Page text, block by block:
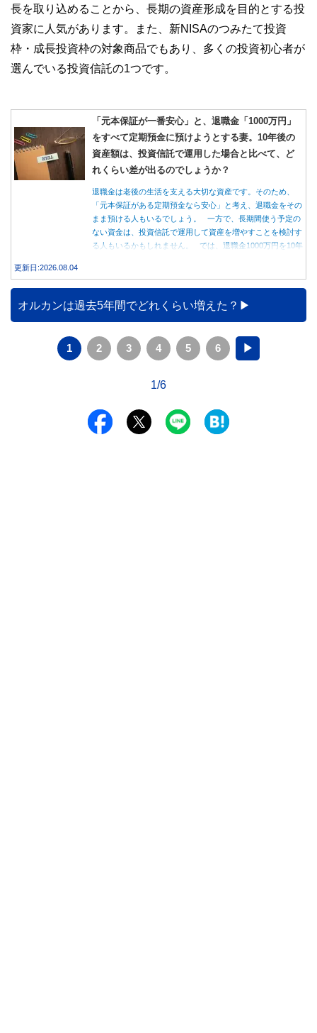
長を取り込めることから、長期の資産形成を目的とする投
資家に人気があります。また、新NISAのつみたて投資
枠・成長投資枠の対象商品でもあり、多くの投資初心者が
選んでいる投資信託の1つです。
「元本保証が一番安心」と、退職金「1000万円」
をすべて定期預金に預けようとする妻。10年後の
資産額は、投資信託で運用した場合と比べて、ど
れくらい差が出るのでしょうか？
退職金は老後の生活を支える大切な資産です。そのため、
「元本保証がある定期預金なら安心」と考え、退職金をその
まま預ける人もいるでしょう。 一方で、長期間使う予定の
ない資金は、投資信託で運用して資産を増やすことを検討す
る人もいるかもしれません。 では、退職金1000万円を10年
レーションします。
更新日:2026.08.04
オルカンは過去5年間でどれくらい増えた？
1 2 3 4 5 6 ▶
1/6